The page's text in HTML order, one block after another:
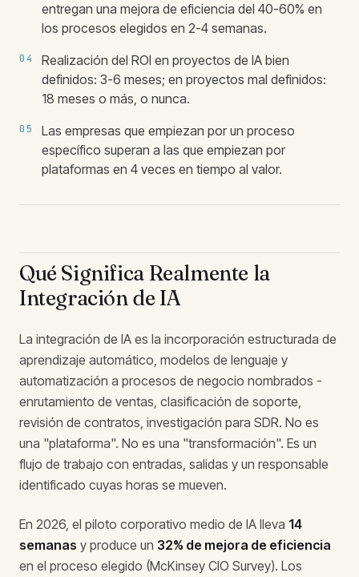
entregan una mejora de eficiencia del 40-60% en
los procesos elegidos en 2-4 semanas.
04
Realización del ROI en proyectos de IA bien
definidos: 3-6 meses; en proyectos mal definidos:
18 meses o más, o nunca.
05
Las empresas que empiezan por un proceso
específico superan a las que empiezan por
plataformas en 4 veces en tiempo al valor.
Qué Significa Realmente la
Integración de IA
La integración de IA es la incorporación estructurada de
aprendizaje automático, modelos de lenguaje y
automatización a procesos de negocio nombrados -
enrutamiento de ventas, clasificación de soporte,
revisión de contratos, investigación para SDR. No es
una "plataforma". No es una "transformación". Es un
flujo de trabajo con entradas, salidas y un responsable
identificado cuyas horas se mueven.
En 2026, el piloto corporativo medio de IA lleva 14
semanas y produce un 32% de mejora de eficiencia
en el proceso elegido (McKinsey CIO Survey). Los